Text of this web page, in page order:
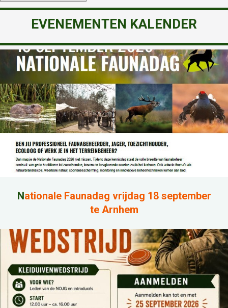
EVENEMENTEN KALENDER
Nationale Faunadag vrijdag 18 september
te Arnhem